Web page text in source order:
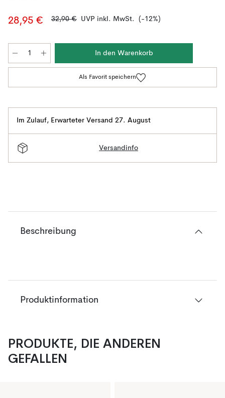
28,95 € 32,90 € UVP inkl. MwSt. (-12%)
In den Warenkorb
Als Favorit speichern
Im Zulauf, Erwarteter Versand 27. August
Versandinfo
Beschreibung
Produktinformation
PRODUKTE, DIE ANDEREN
GEFALLEN